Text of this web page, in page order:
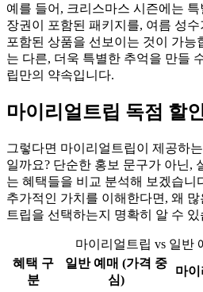
예를 들어, 크리스마스 시즌에는
장권이 포함된 패키지를, 여름 성수
포함된 상품을 선보이는 것이 가능
는 다른, 더욱 특별한 추억을 만들
립만의 약속입니다.
마이리얼트립 독점 할
그렇다면 마이리얼트립이 제공하
일까요? 단순한 홍보 문구가 아닌,
는 혜택들을 비교 분석해 보겠습니
추가적인 가치를 이해한다면, 왜
트립을 선택하는지 명확히 알 수 있
마이리얼트립 vs 일반
혜택 구
분
일반 예매 (가격 중
심)
마